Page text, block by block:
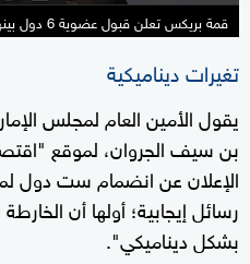
قمة بريكس تعلن قبول عضوية 6 دول بينها الإمارات والسعودية ومص
تغيرات ديناميكية
يقول الأمين العام لمجلس
بن سيف الجروان، لموقع
الإعلان عن انضمام ست دول
رسائل إيجابية؛ أولها أن
بشكل ديناميكي".